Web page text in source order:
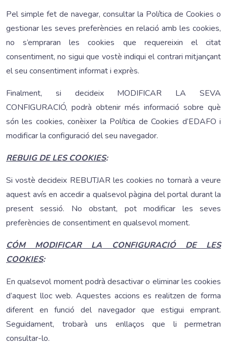
Pel simple fet de navegar, consultar la Política de Cookies o
gestionar les seves preferències en relació amb les cookies,
no s’empraran les cookies que requereixin el citat
consentiment, no sigui que vostè indiqui el contrari mitjançant
el seu consentiment informat i exprès.
Finalment, si decideix MODIFICAR LA SEVA
CONFIGURACIÓ, podrà obtenir més informació sobre què
són les cookies, conèixer la Política de Cookies d’EDAFO i
modificar la configuració del seu navegador.
REBUIG DE LES COOKIES:
Si vostè decideix REBUTJAR les cookies no tornarà a veure
aquest avís en accedir a qualsevol pàgina del portal durant la
present sessió. No obstant, pot modificar les seves
preferències de consentiment en qualsevol moment.
CÓM MODIFICAR LA CONFIGURACIÓ DE LES
COOKIES:
En qualsevol moment podrà desactivar o eliminar les cookies
d’aquest lloc web. Aquestes accions es realitzen de forma
diferent en funció del navegador que estigui emprant.
Seguidament, trobarà uns enllaços que li permetran
consultar-lo.